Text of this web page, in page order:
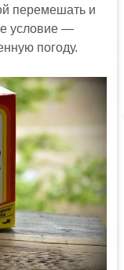
перемешать и
условие —
погоду.